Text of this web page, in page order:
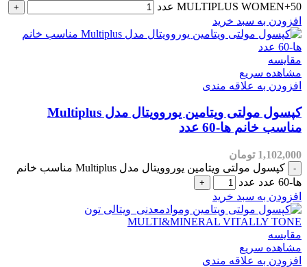
MULTIPLUS WOMEN+50 عدد
افزودن به سبد خرید
مقایسه
مشاهده سریع
افزودن به علاقه مندی
کپسول مولتی ویتامین یوروویتال مدل Multiplus
مناسب خانم ها-60 عدد
1,102,000 تومان
کپسول مولتی ویتامین یوروویتال مدل Multiplus مناسب خانم
ها-60 عدد عدد
افزودن به سبد خرید
مقایسه
مشاهده سریع
افزودن به علاقه مندی